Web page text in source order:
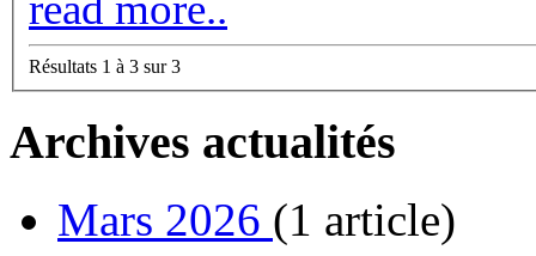
Résultats 1 à 3 sur 3
Archives actualités
Mars 2026 (1 article)